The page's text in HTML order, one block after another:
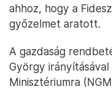
ahhoz, hogy a
győzelmet aratott.
A gazdaság
György
Minisztériumra